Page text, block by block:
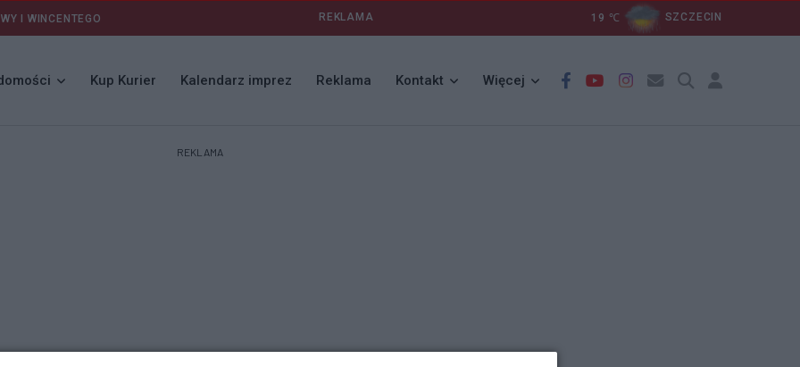
I WINCENTEGO REKLAMA 19 ℃ SZCZECIN
Kup Kurier Kalendarz imprez Reklama Kontakt Więcej
REKLAMA